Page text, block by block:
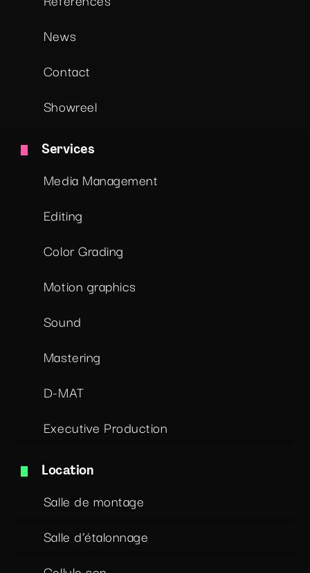
News
Contact
Showreel
Services
Media Management
Editing
Color Grading
Motion graphics
Sound
Mastering
D-MAT
Executive Production
Location
Salle de montage
Salle d’étalonnage